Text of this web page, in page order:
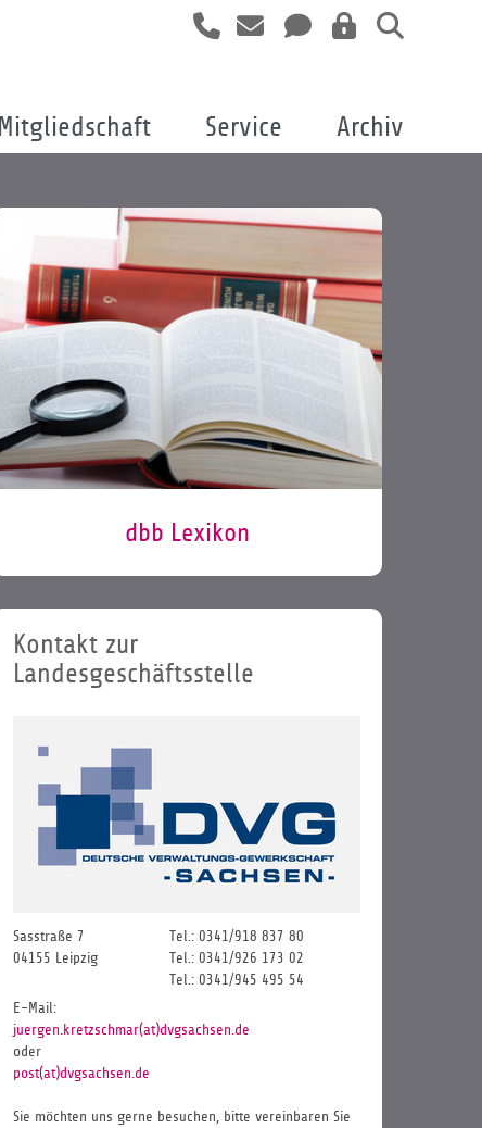
Mitgliedschaft Service Archiv
dbb Lexikon
Kontakt zur
Landesgeschäftsstelle
Sasstraße 7
04155 Leipzig
Tel.: 0341/918 837 80
Tel.: 0341/926 173 02
Tel.: 0341/945 495 54
E-Mail:
juergen.kretzschmar(at)dvgsachsen.de
oder
post(at)dvgsachsen.de
Sie möchten uns gerne besuchen, bitte vereinbaren Sie